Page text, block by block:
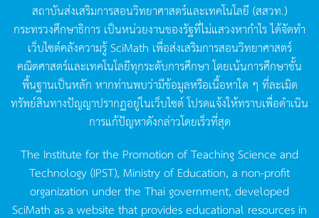
สถาบันส่งเสริมการสอนวิทยาศาสตร์และเทคโนโลยี (สสวท.)
กระทรวงศึกษาธิการ เป็นหน่วยงานของรัฐที่ไม่แสวงหากำไรได้จัดทำ
เว็บไซต์คลังความรู้SciMath เพื่อส่งเสริมการสอนวิทยาศาสตร์
คณิตศาสตร์และเทคโนโลยีทุกระดับการศึกษา โดยเน้นการศึกษาขั้น
พื้นฐานเป็นหลัก หากท่านพบว่ามีข้อมูลหรือเนื้อหาใด ๆ ที่ละเมิด
ทรัพย์สินทางปัญญาปรากฏอยู่ในเว็บไซต์โปรดแจ้งให้ทราบเพื่อดำเนิน
การแก้ปัญหาดังกล่าวโดยเร็วที่สุด
The Institute for the Promotion of Teaching Science and
Technology (IPST), Ministry of Education, a non-profit
organization under the Thai government, developed
SciMath as a website that provides educational resources in